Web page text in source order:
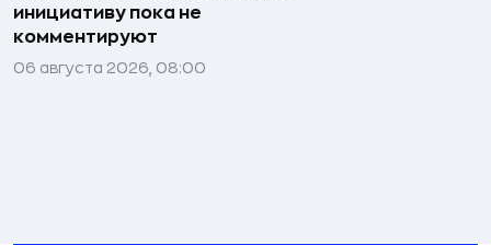
инициативу пока не
комментируют
06 августа 2026, 08:00